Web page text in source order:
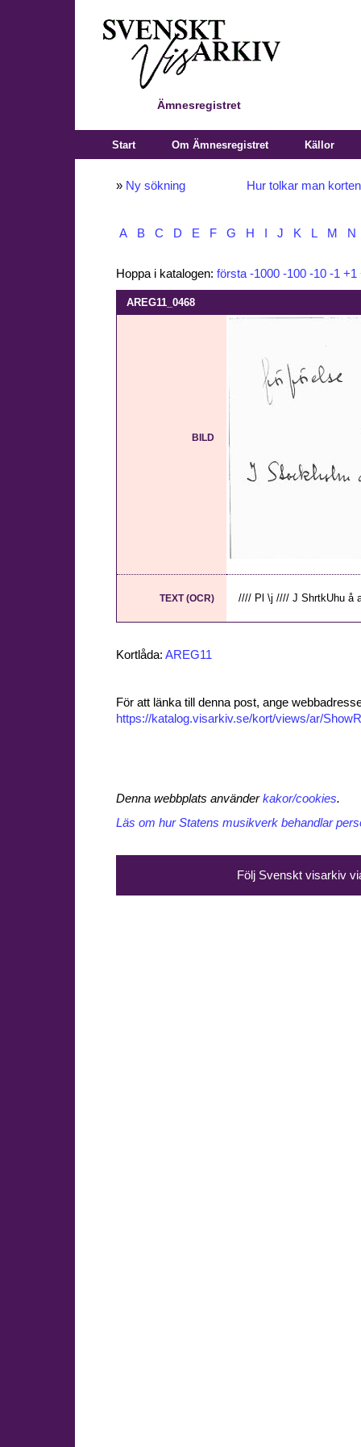
Ämnesregistret
Start Om Ämnesregistret Källor
» Ny sökning Hur tolkar man
A B C D E F G H J K L M N
Hoppa i katalogen: första -1000 -100 -10 -1 +1
AREG11_0468
BILD
TEXT (OCR) //// Pl \j //// J ShrtkUhu å
Kortlåda: AREG11
För att länka till denna post, ange
https://katalog.visarkiv.se/kort/views/ar/
Denna webbplats använderkakor/cookies.
Läs om hur Statens musikverk behandlar
Följ Svenskt visarkiv